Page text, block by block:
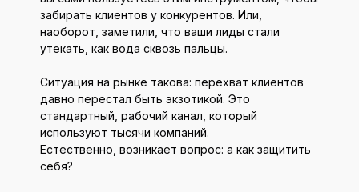
забирать клиентов у конкурентов. Или,
наоборот, заметили, что ваши лиды стали
утекать, как вода сквозь пальцы.
Ситуация на рынке такова: перехват клиентов
давно перестал быть экзотикой. Это
стандартный, рабочий канал, который
используют тысячи компаний.
Естественно, возникает вопрос: а как защитить
себя?